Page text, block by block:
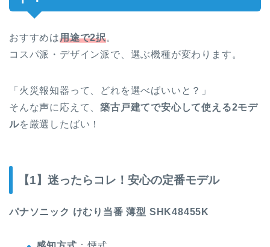
おすすめは用途で2択。
コスパ派・デザイン派で、選ぶ機種が変わります。
「火災報知器って、どれを選べばいいと？」
そんな声に応えて、築古戸建てで安心して使える2モデ
ルを厳選したばい！
【1】迷ったらコレ！安心の定番モデル
パナソニック けむり当番 薄型 SHK48455K